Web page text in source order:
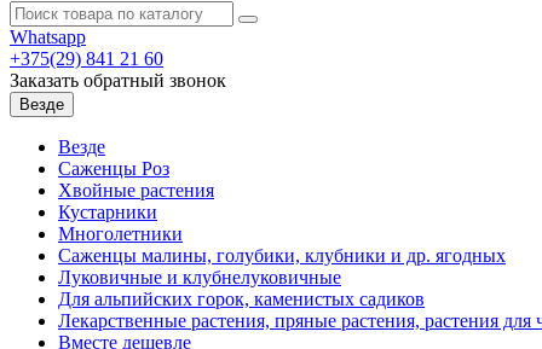
Whatsapp
+375(29) 841 21 60
Заказать обратный звонок
Везде
Везде
Саженцы Роз
Хвойные растения
Кустарники
Многолетники
Саженцы малины, голубики, клубники и др. ягодных
Луковичные и клубнелуковичные
Для альпийских горок, каменистых садиков
Лекарственные растения, пряные растения, растения для
Вместе дешевле